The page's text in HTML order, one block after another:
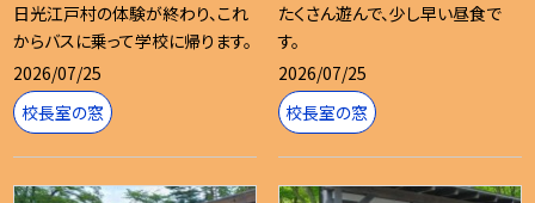
日光江戸村の体験が終わり、これ
からバスに乗って学校に帰ります。
2026/07/25
校長室の窓
たくさん遊んで、少し早い昼食で
す。
2026/07/25
校長室の窓